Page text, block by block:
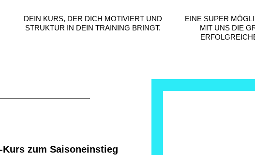
DEIN KURS, DER DICH MOTIVIERT UND
STRUKTUR IN DEIN TRAINING BRINGT.
EINE SUPER
MIT UNS DIE
zum Saisoneinstieg